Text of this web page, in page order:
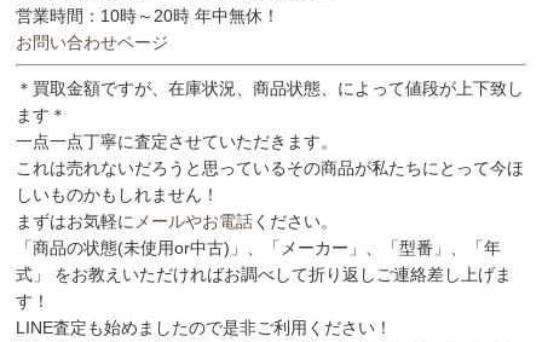
営業時間：10時～20時 年中無休！
お問い合わせページ
＊買取金額ですが、在庫状況、商品状態、によって値段が上下致し
ます＊
一点一点丁寧に査定させていただきます。
これは売れないだろうと思っているその商品が私たちにとって今ほ
しいものかもしれません！
まずはお気軽に メールやお電話ください。
「商品の状態(未使用or中古)」、「メーカー」、「型番」、「年
式」 をお教えいただければお調べして折り返しご連絡差し上げま
す！
LINE査定も始めましたので是非ご利用ください！